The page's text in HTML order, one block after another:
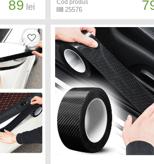
89 lei Cod produs
25576